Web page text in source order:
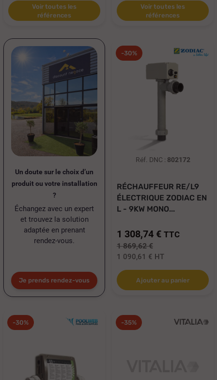
Voir toutes les
références
Voir toutes les
références
Un doute sur le choix d’un
produit ou votre installation
?
Échangez avec un expert
et trouvez la solution
adaptée en prenant
rendez-vous.
Je prends rendez-vous
-30%
Réf. DNC : 802172
RÉCHAUFFEUR RE/L9
ÉLECTRIQUE ZODIAC EN
L - 9KW MONO...
1 308,74 € TTC
1 869,62 €
1 090,61 € HT
Ajouter au panier
-30% -35%